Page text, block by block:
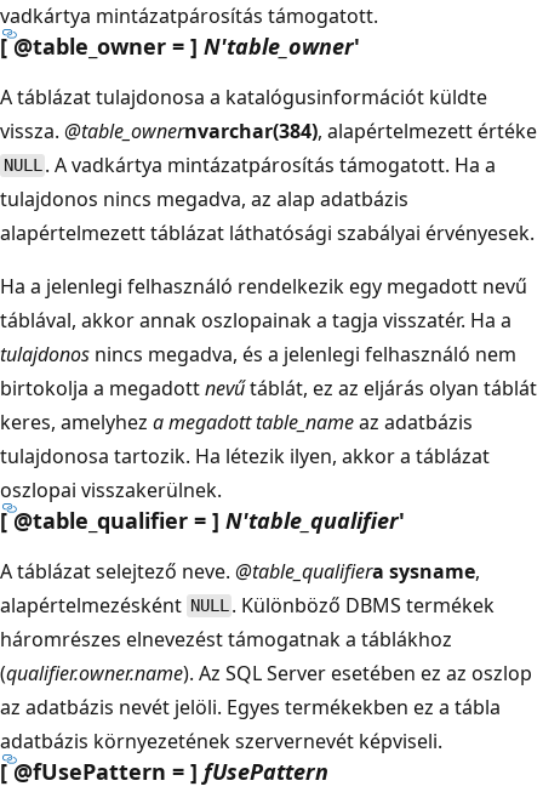
vadkártya mintázatpárosítás támogatott.
[ @table_owner = ] N'table_owner'
A táblázat tulajdonosa a katalógusinformációt küldte
vissza. @table_ownernvarchar(384), alapértelmezett értéke
NULL . A vadkártya mintázatpárosítás támogatott. Ha a
tulajdonos nincs megadva, az alap adatbázis
alapértelmezett táblázat láthatósági szabályai érvényesek.
Ha a jelenlegi felhasználó rendelkezik egy megadott nevű
táblával, akkor annak oszlopainak a tagja visszatér. Ha a
tulajdonos nincs megadva, és a jelenlegi felhasználó nem
birtokolja a megadottnevűtáblát, ez az eljárás olyan táblát
keres, amelyhez a megadott table_nameaz adatbázis
tulajdonosa tartozik. Ha létezik ilyen, akkor a táblázat
oszlopai visszakerülnek.
[ @table_qualifier = ] N'table_qualifier'
A táblázat selejtező neve. @table_qualifiera sysname,
alapértelmezésként NULL . Különböző DBMS termékek
háromrészes elnevezést támogatnak a táblákhoz
(qualifier.owner.name). Az SQL Server esetében ez az oszlop
az adatbázis nevét jelöli. Egyes termékekben ez a tábla
adatbázis környezetének szervernevét képviseli.
[ @fUsePattern = ] fUsePattern